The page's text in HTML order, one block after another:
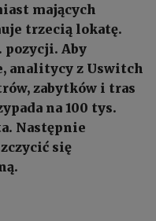
mających
trzecią lokatę.
pozycji. Aby
analitycy z Uswitch
zabytków i tras
na 100 tys.
Następnie
się